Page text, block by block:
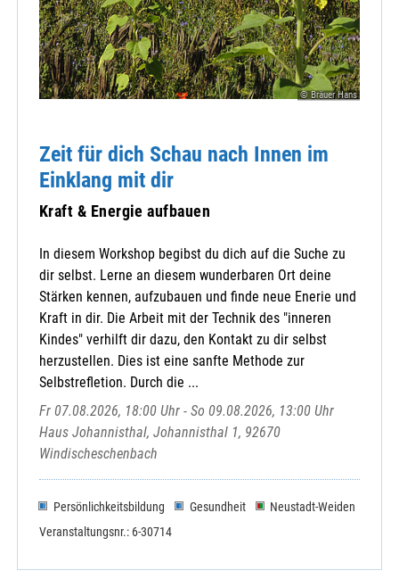
© Bräuer Hans
Zeit für dich Schau nach Innen im
Einklang mit dir
Kraft & Energie aufbauen
In diesem Workshop begibst du dich auf die Suche zu
dir selbst. Lerne an diesem wunderbaren Ort deine
Stärken kennen, aufzubauen und finde neue Enerie und
Kraft in dir. Die Arbeit mit der Technik des "inneren
Kindes" verhilft dir dazu, den Kontakt zu dir selbst
herzustellen. Dies ist eine sanfte Methode zur
Selbstrefletion. Durch die ...
Fr 07.08.2026, 18:00 Uhr - So 09.08.2026, 13:00 Uhr
Haus Johannisthal, Johannisthal 1, 92670
Windischeschenbach
Persönlichkeitsbildung Gesundheit
Neustadt-Weiden
Veranstaltungsnr.: 6-30714